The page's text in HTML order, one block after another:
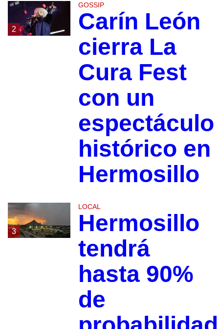
2
GOSSIP
Carín León
cierra La
Cura Fest
con un
espectáculo
histórico en
Hermosillo
3
LOCAL
Hermosillo
tendrá
hasta 90%
de